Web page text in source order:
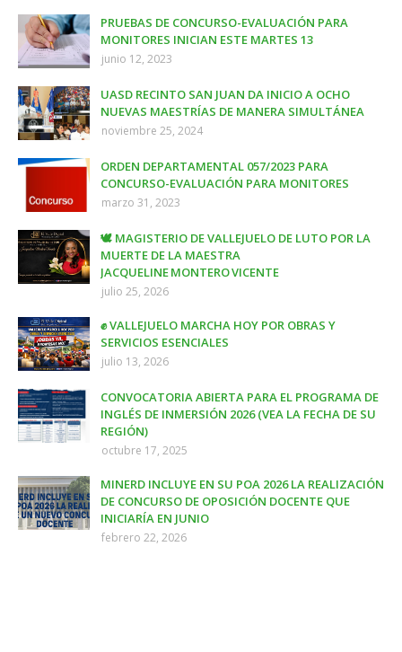
PRUEBAS DE CONCURSO-EVALUACIÓN PARA
MONITORES INICIAN ESTE MARTES 13
junio 12, 2023
UASD RECINTO SAN JUAN DA INICIO A OCHO
NUEVAS MAESTRÍAS DE MANERA SIMULTÁNEA
noviembre 25, 2024
ORDEN DEPARTAMENTAL 057/2023 PARA
CONCURSO-EVALUACIÓN PARA MONITORES
marzo 31, 2023
🕊️ MAGISTERIO DE VALLEJUELO DE LUTO POR LA
MUERTE DE LA MAESTRA
JACQUELINE MONTERO VICENTE
julio 25, 2026
✊ VALLEJUELO MARCHA HOY POR OBRAS Y
SERVICIOS ESENCIALES
julio 13, 2026
CONVOCATORIA ABIERTA PARA EL PROGRAMA DE
INGLÉS DE INMERSIÓN 2026 (VEA LA FECHA DE SU
REGIÓN)
octubre 17, 2025
MINERD INCLUYE EN SU POA 2026 LA REALIZACIÓN
DE CONCURSO DE OPOSICIÓN DOCENTE QUE
INICIARÍA EN JUNIO
febrero 22, 2026